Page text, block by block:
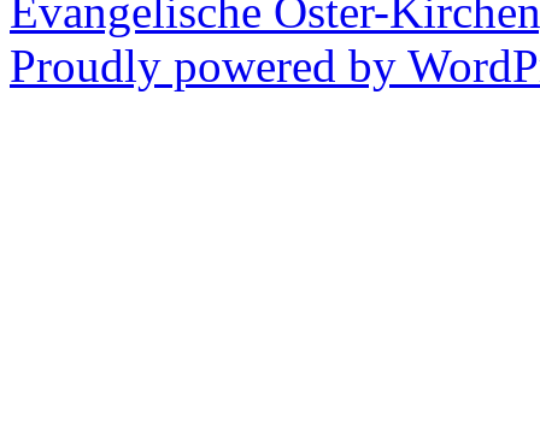
Evangelische Oster-
Proudly powered by